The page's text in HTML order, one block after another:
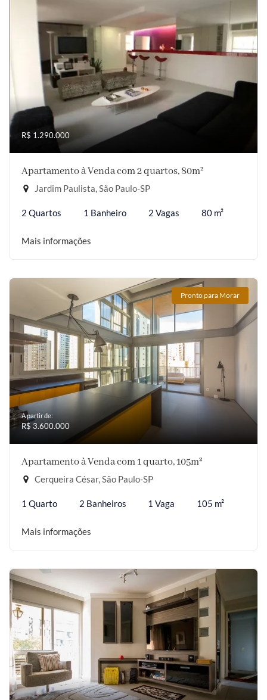
R$ 1.290.000
Apartamento à Venda com 2 quartos, 80m²
Jardim Paulista, São Paulo-SP
2 Quartos 1 Banheiro 2 Vagas 80 m²
Mais informações
Pronto para Morar
A partir de:
R$ 3.600.000
Apartamento à Venda com 1 quarto, 105m²
Cerqueira César, São Paulo-SP
1 Quarto 2 Banheiros 1 Vaga 105 m²
Mais informações